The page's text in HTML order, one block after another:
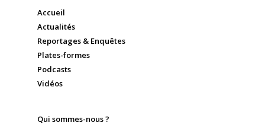
Accueil
Actualités
Reportages & Enquêtes
Plates-formes
Podcasts
Vidéos
Qui sommes-nous ?